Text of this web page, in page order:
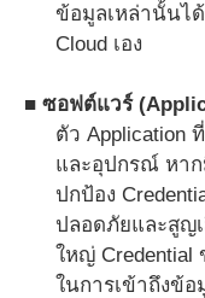
ข้อมูลเหล่านั้นไ
Cloud เอง
■ ซอฟต์แวร์
ตัว Application
และอุปกรณ์ หาก
ปกป้อง
ปลอดภัยและสูญ
ใหญ่ Credential
ในการเข้าถึงข้